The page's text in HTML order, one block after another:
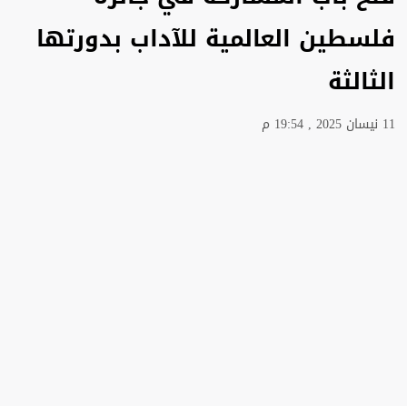
فلسطين العالمية للآداب بدورتها
الثالثة
11 نيسان 2025 , 19:54 م